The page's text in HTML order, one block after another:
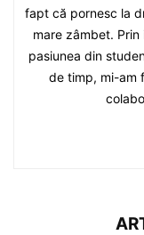
fapt că pornesc la
mare zâmbet.
pasiunea din
de timp, mi-am